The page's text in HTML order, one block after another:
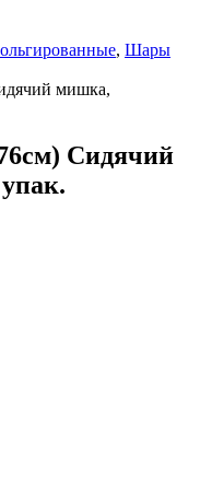
, Шары
мишка,
Сидячий